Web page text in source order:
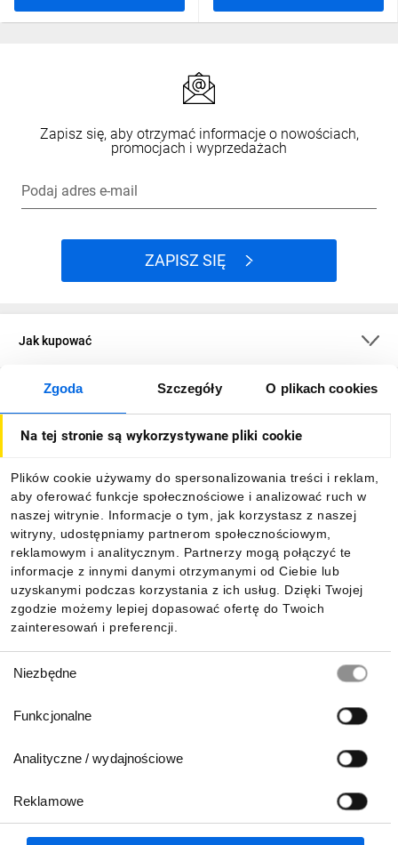
Zgoda Szczegóły O plikach cookies
Na tej stronie są wykorzystywane pliki cookie
Plików cookie używamy do spersonalizowania treści i reklam,
aby oferować funkcje społecznościowe i analizować ruch w
naszej witrynie. Informacje o tym, jak korzystasz z naszej
witryny, udostępniamy partnerom społecznościowym,
reklamowym i analitycznym. Partnerzy mogą połączyć te
informacje z innymi danymi otrzymanymi od Ciebie lub
uzyskanymi podczas korzystania z ich usług. Dzięki Twojej
zgodzie możemy lepiej dopasować ofertę do Twoich
zainteresowań i preferencji.
zgody
Niezbędne
Funkcjonalne
Analityczne / wydajnościowe
Reklamowe
Zapisz się, aby otrzymać informacje o nowościach,
promocjach i wyprzedażach
Podaj adres e-mail
ZAPISZ SIĘ
Jak kupować
O firmie
Informacje
Pobierz naszą aplikację mobilną:
801 500 700 lub 71 37 61 600